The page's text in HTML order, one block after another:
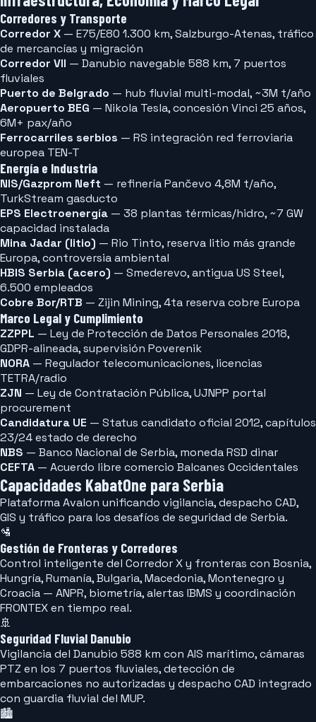
Corredores y Transporte
Corredor X — E75/E80 1.300 km, Salzburgo-Atenas, tráfico
de mercancías y migración
Corredor VII — Danubio navegable 588 km, 7 puertos
fluviales
Puerto de Belgrado — hub fluvial multi-modal, ~3M t/año
Aeropuerto BEG — Nikola Tesla, concesión Vinci 25 años,
6M+ pax/año
Ferrocarriles serbios — RS integración red ferroviaria
europea TEN-T
Energía e Industria
NIS/Gazprom Neft — refinería Pančevo 4,8M t/año,
TurkStream gasducto
EPS Electroenergía — 38 plantas térmicas/hidro, ~7 GW
capacidad instalada
Mina Jadar (litio) — Rio Tinto, reserva litio más grande
Europa, controversia ambiental
HBIS Serbia (acero) — Smederevo, antigua US Steel,
6.500 empleados
Cobre Bor/RTB — Zijin Mining, 4ta reserva cobre Europa
Marco Legal y Cumplimiento
ZZPPL — Ley de Protección de Datos Personales 2018,
GDPR-alineada, supervisión Poverenik
NORA — Regulador telecomunicaciones, licencias
TETRA/radio
ZJN — Ley de Contratación Pública, UJNPP portal
procurement
Candidatura UE — Status candidato oficial 2012, capítulos
23/24 estado de derecho
NBS — Banco Nacional de Serbia, moneda RSD dinar
CEFTA — Acuerdo libre comercio Balcanes Occidentales
Capacidades KabatOne para Serbia
Plataforma Avalon unificando vigilancia, despacho CAD,
GIS y tráfico para los desafíos de seguridad de Serbia.
🛂
Gestión de Fronteras y Corredores
Control inteligente del Corredor X y fronteras con Bosnia,
Hungría, Rumanía, Bulgaria, Macedonia, Montenegro y
Croacia — ANPR, biometría, alertas IBMS y coordinación
FRONTEX en tiempo real.
🚢
Seguridad Fluvial Danubio
Vigilancia del Danubio 588 km con AIS marítimo, cámaras
PTZ en los 7 puertos fluviales, detección de
embarcaciones no autorizadas y despacho CAD integrado
con guardia fluvial del MUP.
🏙️